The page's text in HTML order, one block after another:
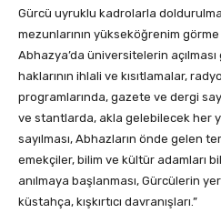
Gürcü uyruklu kadrolarla
mezunlarının yükseköğrenim
Abhazya’da üniversitelerin
haklarının ihlali ve kısıtlamalar,
programlarında, gazete ve dergi
ve stantlarda, akla gelebilecek her
sayılması, Abhazların önde gelen
emekçiler, bilim ve kültür adamları
anılmaya başlanması, Gürcülerin
küstahça, kışkırtıcı davranışları.”